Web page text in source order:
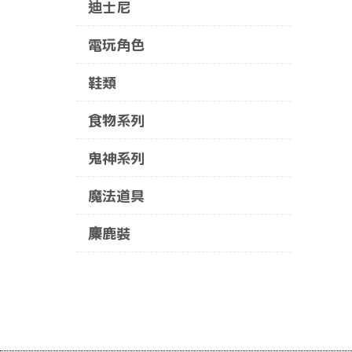
迪士尼
電玩角色
鞋類
食物系列
鬼神系列
魔法道具
麋鹿裝